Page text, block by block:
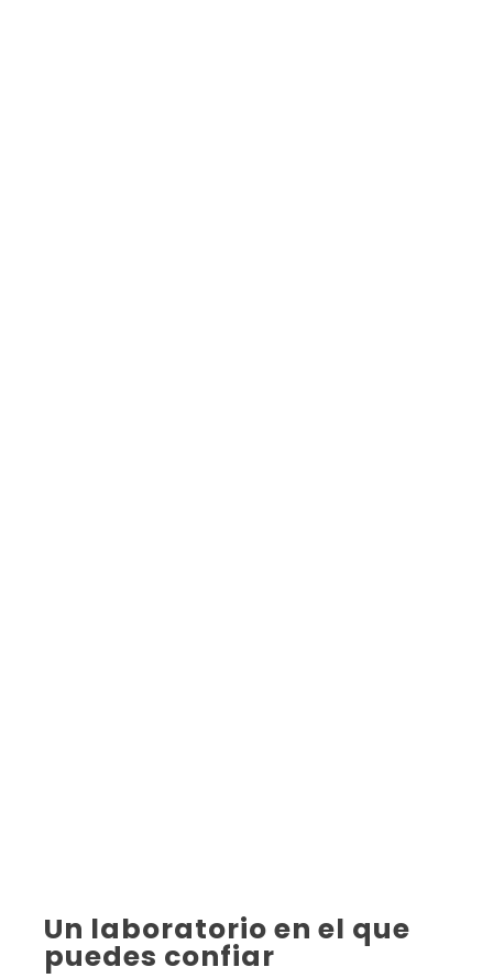
Un laboratorio en el que
puedes confiar